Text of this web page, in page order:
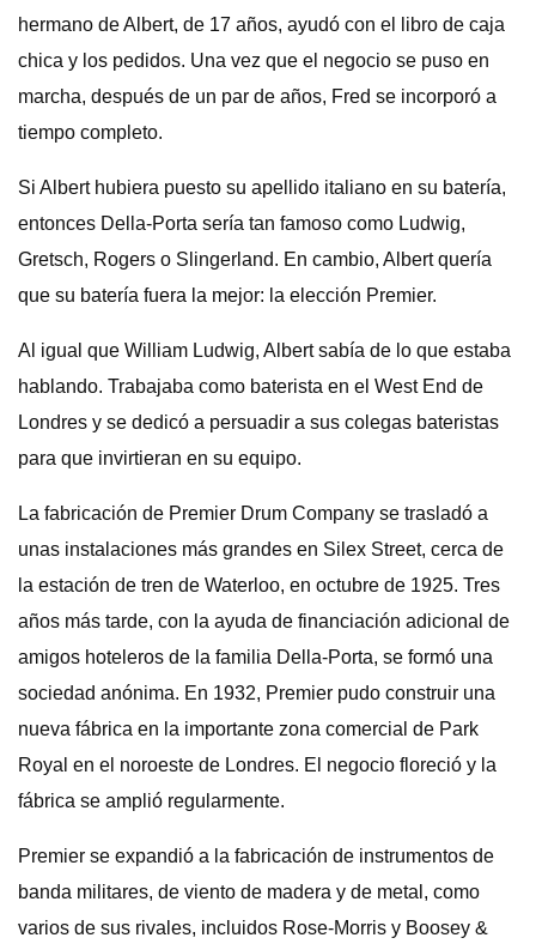
hermano de Albert, de 17 años, ayudó con el libro de caja
chica y los pedidos. Una vez que el negocio se puso en
marcha, después de un par de años, Fred se incorporó a
tiempo completo.
Si Albert hubiera puesto su apellido italiano en su batería,
entonces Della-Porta sería tan famoso como Ludwig,
Gretsch, Rogers o Slingerland. En cambio, Albert quería
que su batería fuera la mejor: la elección Premier.
Al igual que William Ludwig, Albert sabía de lo que estaba
hablando. Trabajaba como baterista en el West End de
Londres y se dedicó a persuadir a sus colegas bateristas
para que invirtieran en su equipo.
La fabricación de Premier Drum Company se trasladó a
unas instalaciones más grandes en Silex Street, cerca de
la estación de tren de Waterloo, en octubre de 1925. Tres
años más tarde, con la ayuda de financiación adicional de
amigos hoteleros de la familia Della-Porta, se formó una
sociedad anónima. En 1932, Premier pudo construir una
nueva fábrica en la importante zona comercial de Park
Royal en el noroeste de Londres. El negocio floreció y la
fábrica se amplió regularmente.
Premier se expandió a la fabricación de instrumentos de
banda militares, de viento de madera y de metal, como
varios de sus rivales, incluidos Rose-Morris y Boosey &